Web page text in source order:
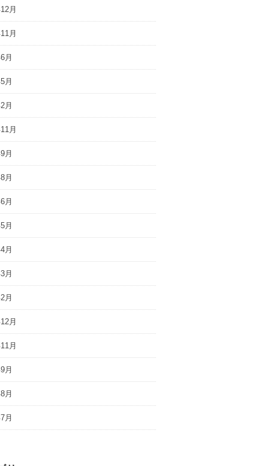
月
月
月
月
月
月
月
月
月
月
月
月
月
月
月
月
月
月